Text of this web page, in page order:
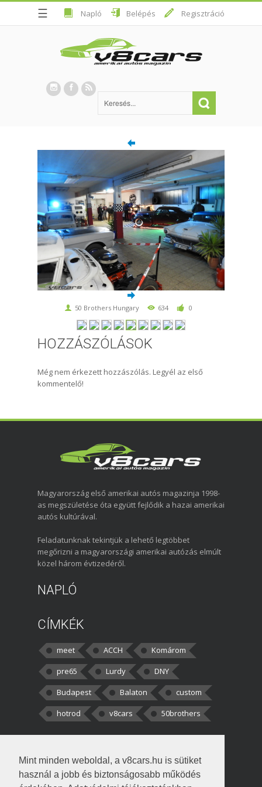
Mint minden weboldal, a v8cars.hu is sütiket
használ a jobb és biztonságosabb működés
☰ Napló Belépés Regisztráció
50 Brothers Hungary 634 0
HOZZÁSZÓLÁSOK
Még nem érkezett hozzászólás. Legyél az első
kommentelő!
Magyarország első amerikai autós magazinja 1998-
as megszületése óta együtt fejlődik a hazai amerikai
autós kultúrával.
Feladatunknak tekintjük a lehető legtöbbet
megőrizni a magyarországi amerikai autózás elmúlt
közel három évtizedéről.
NAPLÓ
CÍMKÉK
meet ACCH
Komárom
pre65
Lurdy
DNY
Budapest
Balaton
custom
hotrod
v8cars 50brothers
kortisz:Elszúrtam! Én csak két
darabbaal számoltam. Nem tudtam, hogy fél autót,